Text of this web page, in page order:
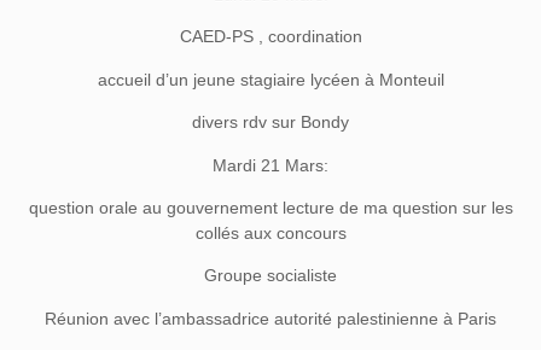
CAED-PS , coordination
accueil d’un jeune stagiaire lycéen à Monteuil
divers rdv sur Bondy
Mardi 21 Mars:
question orale au gouvernement lecture de ma question sur les
collés aux concours
Groupe socialiste
Réunion avec l’ambassadrice autorité palestinienne à Paris